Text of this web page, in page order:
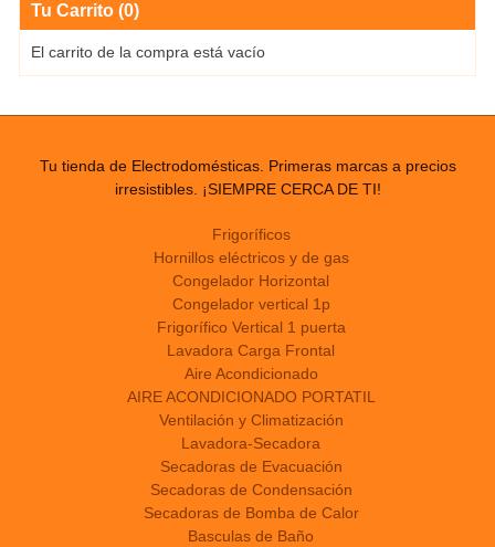
Tu Carrito (0)
El carrito de la compra está vacío
Tu tienda de Electrodomésticas. Primeras marcas a precios
irresistibles. ¡SIEMPRE CERCA DE TI!
Frigoríficos
Hornillos eléctricos y de gas
Congelador Horizontal
Congelador vertical 1p
Frigorífico Vertical 1 puerta
Lavadora Carga Frontal
Aire Acondicionado
AIRE ACONDICIONADO PORTATIL
Ventilación y Climatización
Lavadora-Secadora
Secadoras de Evacuación
Secadoras de Condensación
Secadoras de Bomba de Calor
Basculas de Baño